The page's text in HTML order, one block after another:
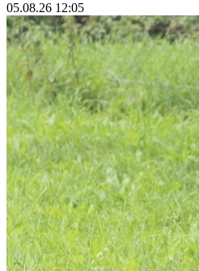
05.08.26 12:05